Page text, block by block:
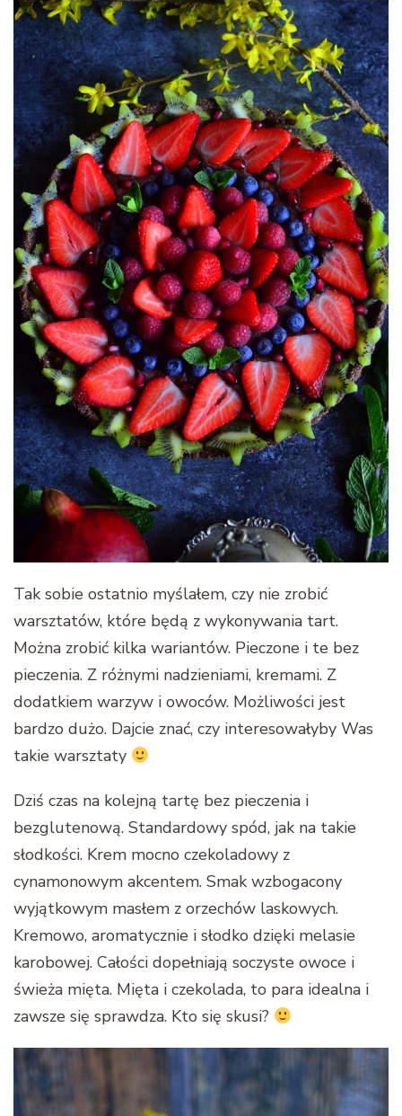
Tak sobie ostatnio myślałem, czy nie zrobić
warsztatów, które będą z wykonywania tart.
Można zrobić kilka wariantów. Pieczone i te bez
pieczenia. Z różnymi nadzieniami, kremami. Z
dodatkiem warzyw i owoców. Możliwości jest
bardzo dużo. Dajcie znać, czy interesowałyby Was
takie warsztaty
Dziś czas na kolejną tartę bez pieczenia i
bezglutenową. Standardowy spód, jak na takie
słodkości. Krem mocno czekoladowy z
cynamonowym akcentem. Smak wzbogacony
wyjątkowym masłem z orzechów laskowych.
Kremowo, aromatycznie i słodko dzięki melasie
karobowej. Całości dopełniają soczyste owoce i
świeża mięta. Mięta i czekolada, to para idealna i
zawsze się sprawdza. Kto się skusi?